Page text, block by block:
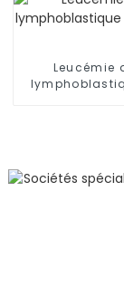
Leucémie